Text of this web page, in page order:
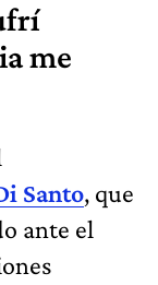
me
Santo, que
ante el